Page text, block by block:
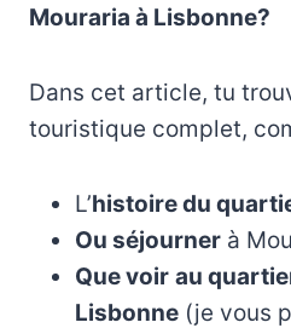
Mouraria à Lisbonne?
Dans cet article, tu
touristique complet,
L’histoire du
Ou séjourner à
Que voir au
Lisbonne (je vous